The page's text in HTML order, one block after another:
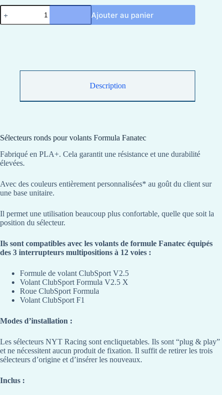
quantité
de
Sélecteurs
Ajouter au panier
Description
Sélecteurs ronds pour volants Formula Fanatec
Fabriqué en PLA+. Cela garantit une résistance et une durabilité
élevées.
Avec des couleurs entièrement personnalisées* au goût du client sur
une base unitaire.
Il permet une utilisation beaucoup plus confortable, quelle que soit la
position du sélecteur.
Ils sont compatibles avec les volants de formule Fanatec équipés
des 3 interrupteurs multipositions à 12 voies :
Formule de volant ClubSport V2.5
Volant ClubSport Formula V2.5 X
Roue ClubSport Formula
Volant ClubSport F1
Modes d’installation :
Les sélecteurs NYT Racing sont encliquetables. Ils sont “plug & play”
et ne nécessitent aucun produit de fixation. Il suffit de retirer les trois
sélecteurs d’origine et d’insérer les nouveaux.
Inclus :